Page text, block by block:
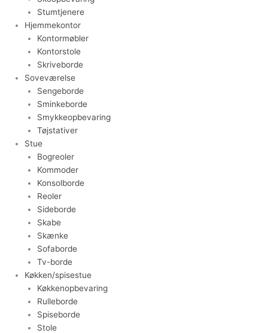
Stumtjenere
Hjemmekontor
Kontormøbler
Kontorstole
Skriveborde
Soveværelse
Sengeborde
Sminkeborde
Smykkeopbevaring
Tøjstativer
Stue
Bogreoler
Kommoder
Konsolborde
Reoler
Sideborde
Skabe
Skænke
Sofaborde
Tv-borde
Køkken/spisestue
Køkkenopbevaring
Rulleborde
Spiseborde
Stole